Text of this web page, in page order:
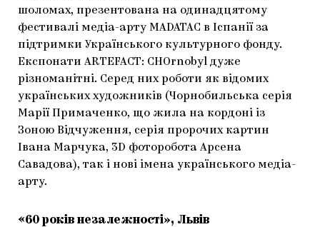
шоломах, презентована на одинадцятому
фестивалі медіа-арту MADATAC в Іспанії за
підтримки Українського культурного фонду.
Експонати ARTEFACT: CHOrnobyl дуже
різноманітні. Серед них роботи як відомих
українських художників (Чорнобильська серія
Марії Примаченко, що жила на кордоні із
Зоною Відчуження, серія пророчих картин
Івана Марчука, 3D фоторобота Арсена
Савадова), так і нові імена українського медіа-
арту.
«60 років незалежності», Львів